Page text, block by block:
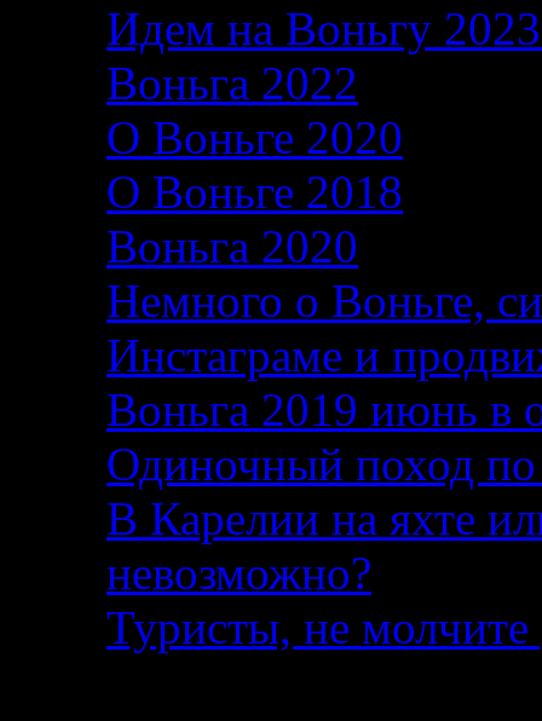
Идем на Воньгу
Воньга 2022
О Воньге 2020
О Воньге 2018
Воньга 2020
Немного о Воньге,
Инстаграме и
Воньга 2019 июнь в
Одиночный поход
В Карелии на яхте
невозможно?
Туристы, не